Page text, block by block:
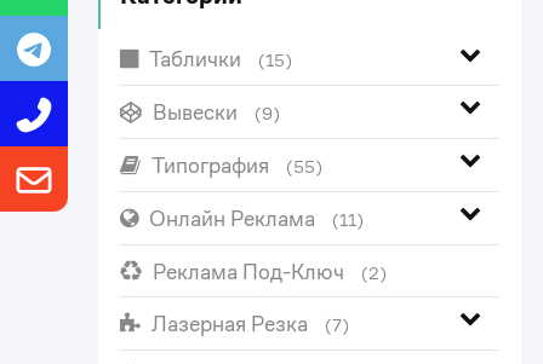
Таблички (15)
Вывески (9)
Типография (55)
Онлайн Реклама (11)
Реклама Под-Ключ (2)
Лазерная Резка (7)